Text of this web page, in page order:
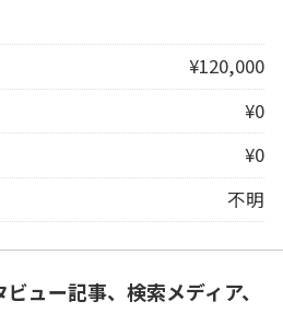
¥120,000
¥0
¥0
不明
ュー記事、検索メディア、